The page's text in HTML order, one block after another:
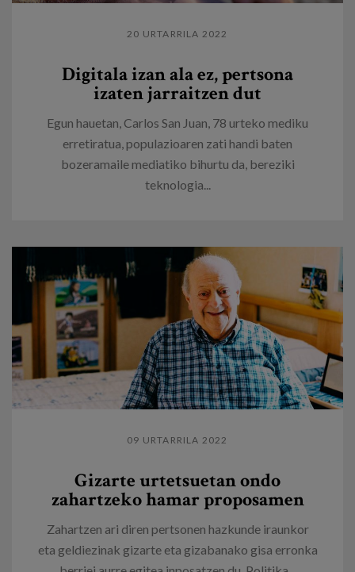
20 URTARRILA 2022
Digitala izan ala ez, pertsona
izaten jarraitzen dut
Egun hauetan, Carlos San Juan, 78 urteko mediku
erretiratua, populazioaren zati handi baten
bozeramaile mediatiko bihurtu da, bereziki
teknologia...
09 URTARRILA 2022
Gizarte urtetsuetan ondo
zahartzeko hamar proposamen
Zahartzen ari diren pertsonen hazkunde iraunkor
eta geldiezinak gizarte eta gizabanako gisa erronka